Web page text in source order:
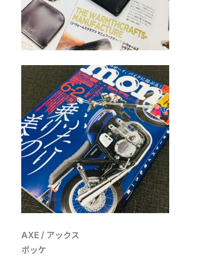
AXE / アックス
ポッケ